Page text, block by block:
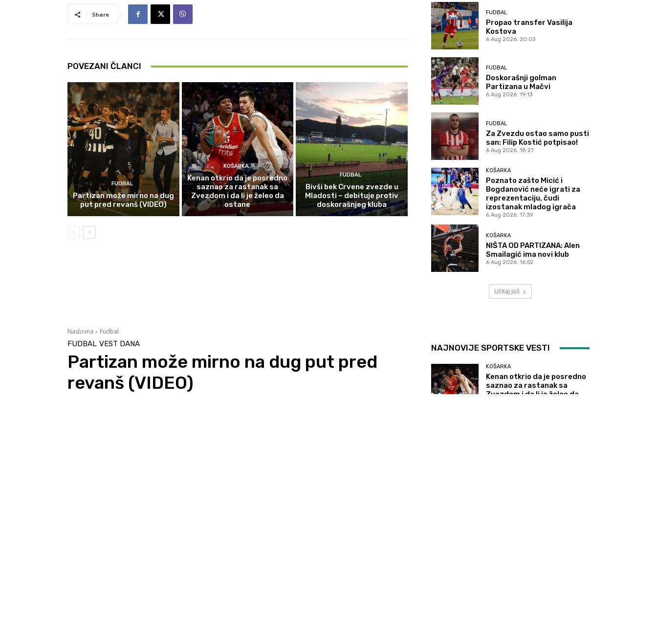
Share
POVEZANI ČLANCI
FUDBAL
Partizan može mirno na dug
put pred revanš (VIDEO)
KOŠARKA
Kenan otkrio da je posredno
saznao za rastanak sa
Zvezdom i da li je želeo da
ostane
FUDBAL
Bivši bek Crvene zvezde u
Mladosti – debituje protiv
doskorašnjeg kluba
FUDBAL
Propao transfer Vasilija
Kostova
6 Aug 2026. 20:03
FUDBAL
Doskorašnji golman
Partizana u Mačvi
6 Aug 2026. 19:13
FUDBAL
Za Zvezdu ostao samo pusti
san: Filip Kostić potpisao!
6 Aug 2026. 18:27
KOŠARKA
Poznato zašto Micić i
Bogdanović neće igrati za
reprezentaciju, čudi
izostanak mladog igrača
6 Aug 2026. 17:39
KOŠARKA
NIŠTA OD PARTIZANA: Alen
Smailagić ima novi klub
6 Aug 2026. 16:52
Učitaj još